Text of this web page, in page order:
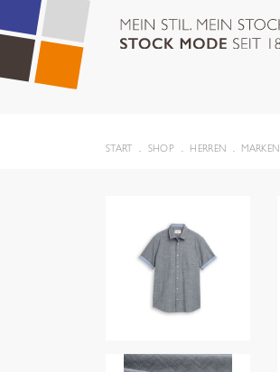
START SHOP HERREN MARKEN